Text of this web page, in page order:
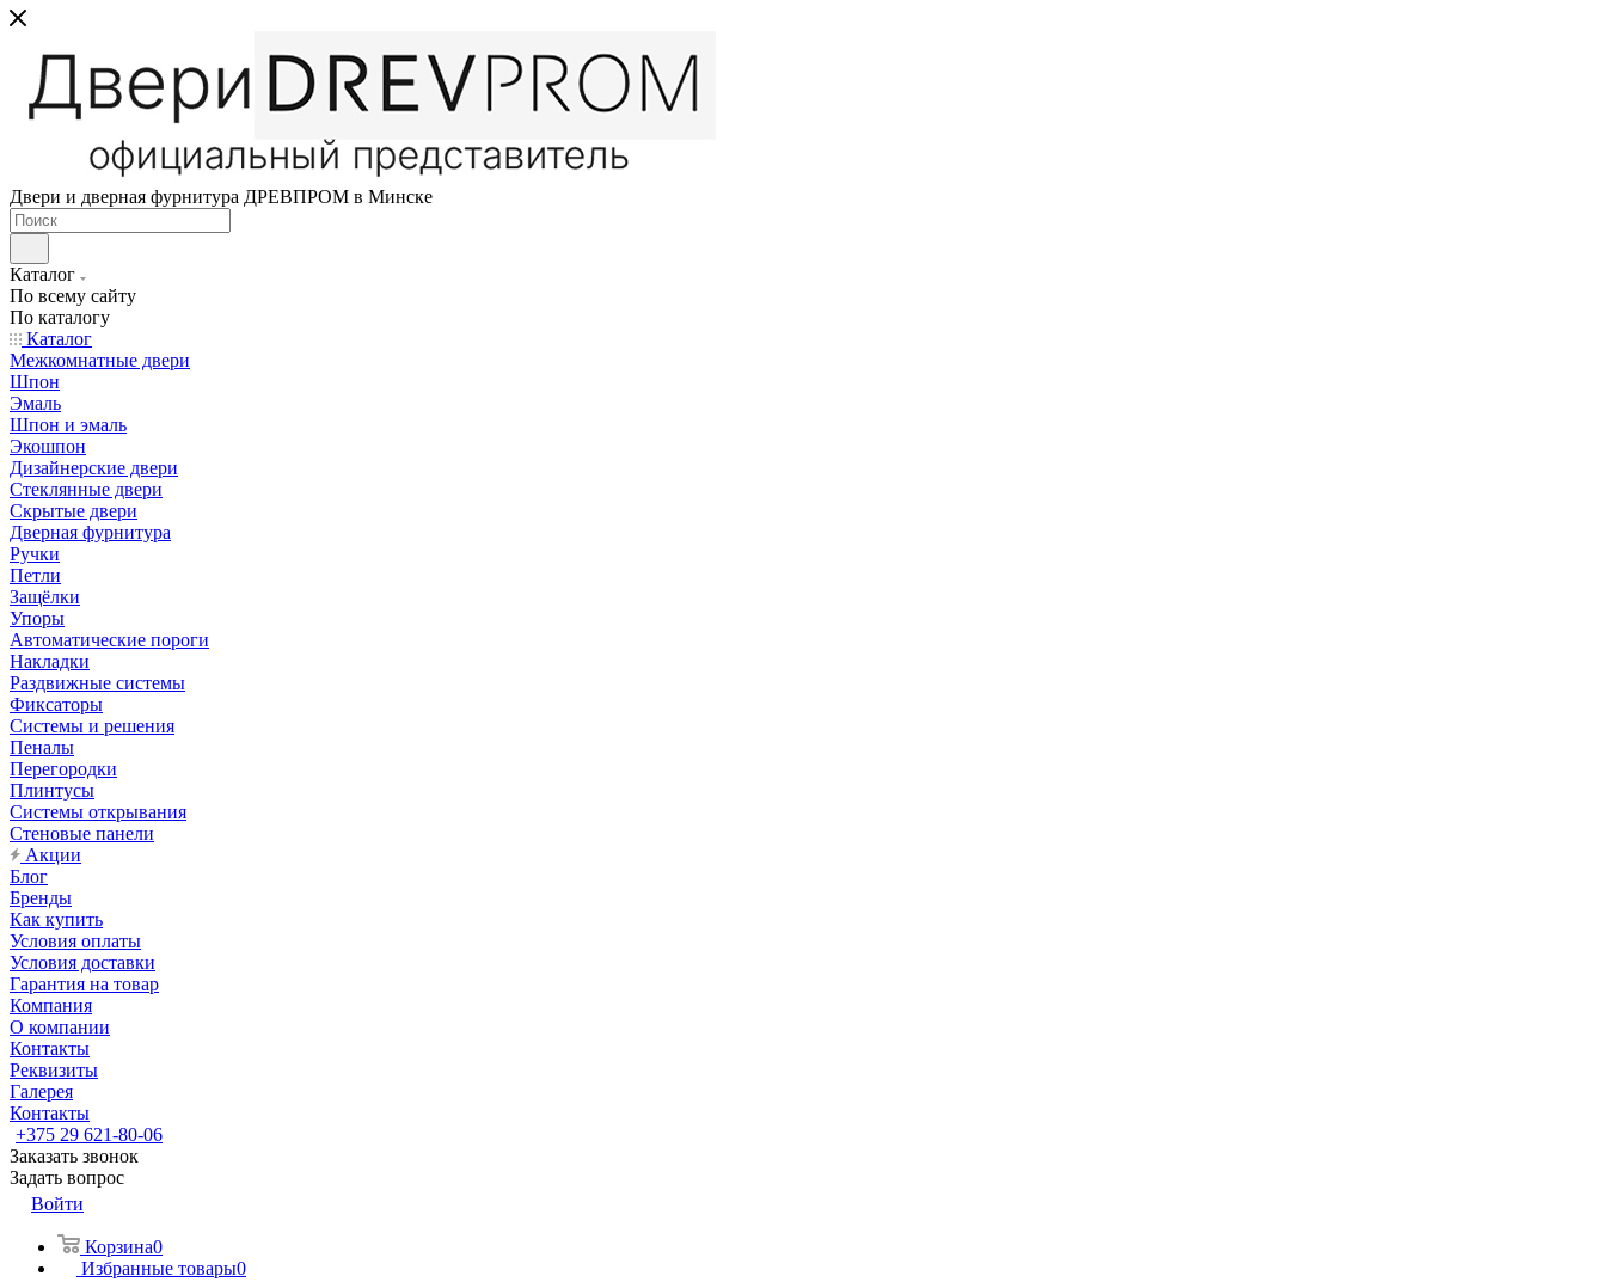
Двери и дверная фурнитура ДРЕВПРОМ в Минске
Каталог
По всему сайту
По каталогу
Каталог
Межкомнатные двери
Шпон
Эмаль
Шпон и эмаль
Экошпон
Дизайнерские двери
Стеклянные двери
Скрытые двери
Дверная фурнитура
Ручки
Петли
Защёлки
Упоры
Автоматические пороги
Накладки
Раздвижные системы
Фиксаторы
Системы и решения
Пеналы
Перегородки
Плинтусы
Системы открывания
Стеновые панели
Акции
Блог
Бренды
Как купить
Условия оплаты
Условия доставки
Гарантия на товар
Компания
О компании
Контакты
Реквизиты
Галерея
Контакты
+375 29 621-80-06
Заказать звонок
Задать вопрос
Войти
Корзина0
Избранные товары0